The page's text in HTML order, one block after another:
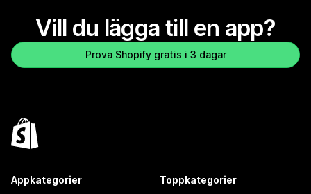
Vill du lägga till en app?
Prova Shopify gratis i 3 dagar
Appkategorier Toppkategorier